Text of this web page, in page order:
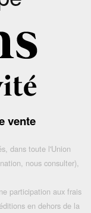
vente
dans toute l'Union
nous consulter),
participation aux frais
en dehors de la